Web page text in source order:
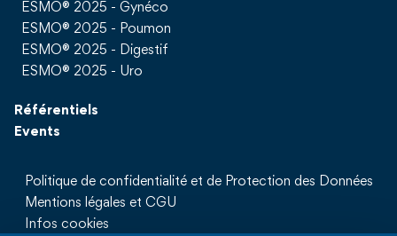
ESMO® 2025 - Gynéco
ESMO® 2025 - Poumon
ESMO® 2025 - Digestif
ESMO® 2025 - Uro
Référentiels
Events
Politique de confidentialité et de Protection des Données
Mentions légales et CGU
Infos cookies